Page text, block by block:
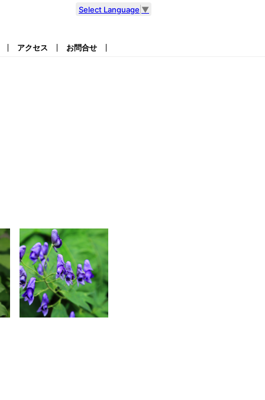
アクセス お問合せ
Select Language ▼